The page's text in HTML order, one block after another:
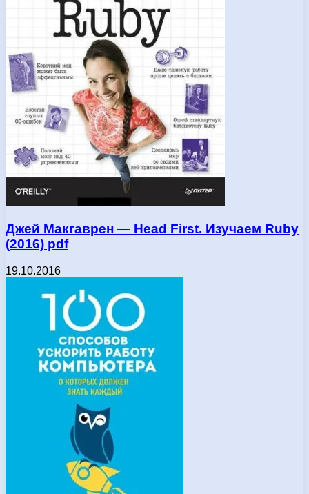
Джей Макгаврен — Hеаd Fіrst. Изучаем Ruby
(2016) pdf
19.10.2016